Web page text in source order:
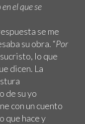
el que se
se me
su obra. “Por
lo que
dicen. La
de su yo
con un cuento
que hace y